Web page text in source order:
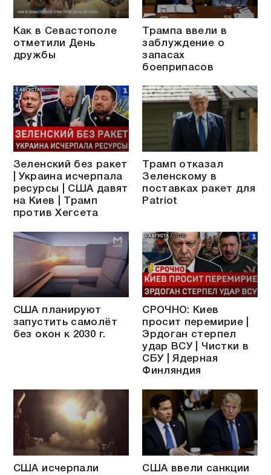
Как в Севастополе
отметили День
дружбы
Трампа ввели в
заблуждение о
запасах
боеприпасов
Зеленский без ракет
| Украина исчерпала
ресурсы | США давят
на Киев | Трамп
против Хегсета
Трамп отказал
Зеленскому в
поставках ракет для
Patriot
США планируют
запустить самолёт
без окон к 2030 г.
СРОЧНО: Киев
просит перемирие |
Эрдоган стерпел
удар ВСУ | Чистки в
СБУ | Ядерная
Финляндия
США исчерпали США ввели санкции